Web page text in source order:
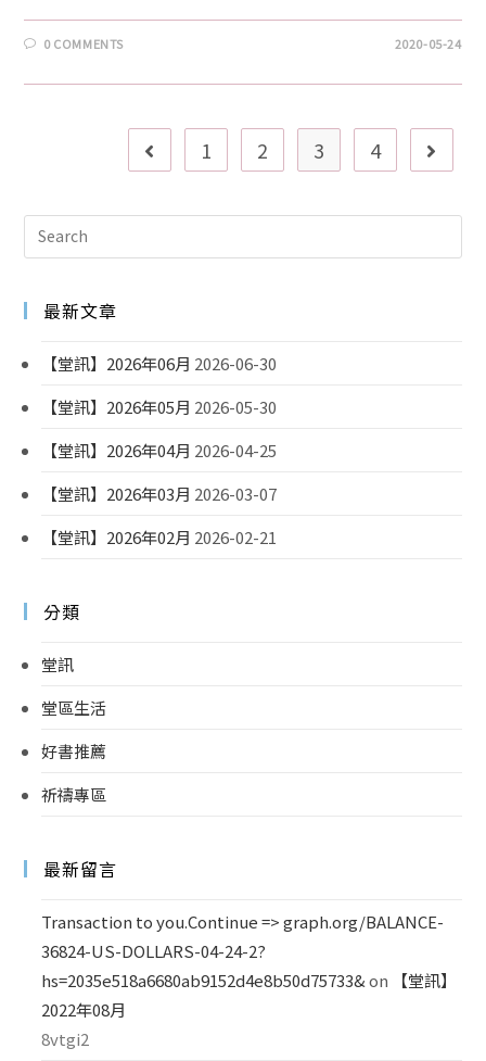
0 COMMENTS 2020-05-24
1 2 3 4
最新文章
【堂訊】2026年06月 2026-06-30
【堂訊】2026年05月 2026-05-30
【堂訊】2026年04月 2026-04-25
【堂訊】2026年03月 2026-03-07
【堂訊】2026年02月 2026-02-21
分類
堂訊
堂區生活
好書推薦
祈禱專區
最新留言
Transaction to you.Continue => graph.org/BALANCE-
36824-US-DOLLARS-04-24-2?
hs=2035e518a6680ab9152d4e8b50d75733& on
【堂訊】
2022年08月
8vtgi2